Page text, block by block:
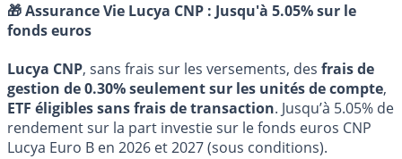
🎁 Assurance Vie Lucya CNP : Jusqu'à 5.05% sur le
fonds euros
Lucya CNP, sans frais sur les versements, des frais de
gestion de 0.30% seulement sur les unités de compte,
ETF éligibles sans frais de transaction. Jusqu’à 5.05% de
rendement sur la part investie sur le fonds euros CNP
Lucya Euro B en 2026 et 2027 (sous conditions).